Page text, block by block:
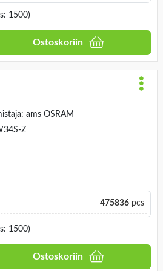
1500)
Ostoskoriin
ams OSRAM
Z
475836pcs
1500)
Ostoskoriin